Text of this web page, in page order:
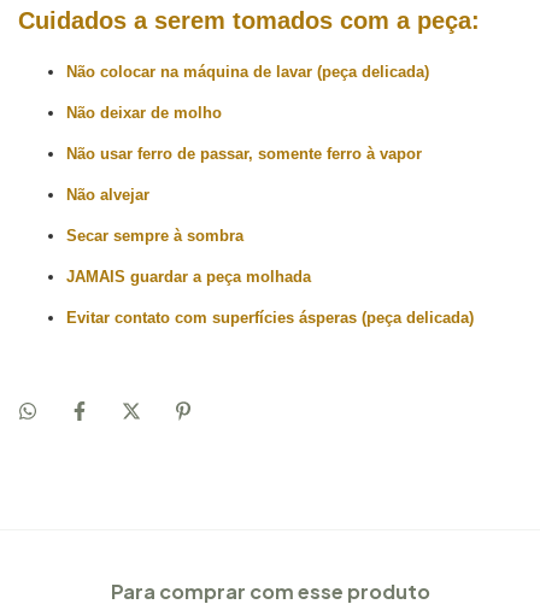
Cuidados a serem tomados com a peça:
Não colocar na máquina de lavar (peça delicada)
Não deixar de molho
Não usar ferro de passar, somente ferro à vapor
Não alvejar
Secar sempre à sombra
JAMAIS guardar a peça molhada
Evitar contato com superfícies ásperas (peça delicada)
Para comprar com esse produto